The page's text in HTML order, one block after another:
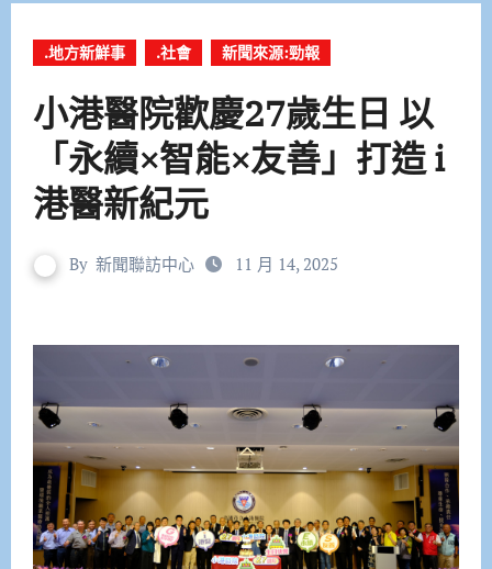
.地方新鮮事 .社會 新聞來源:勁報
小港醫院歡慶27歲生日 以
「永續×智能×友善」打造 i
港醫新紀元
By 新聞聯訪中心 11 月 14, 2025